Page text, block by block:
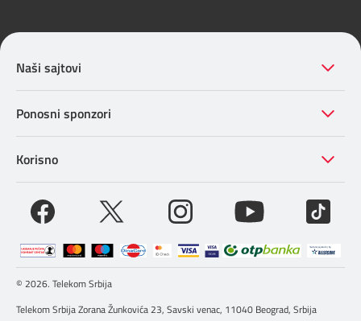
Naši sajtovi
Ponosni sponzori
Korisno
© 2026. Telekom Srbija
Telekom Srbija Zorana Žunkovića 23, Savski venac, 11040 Beograd, Srbija